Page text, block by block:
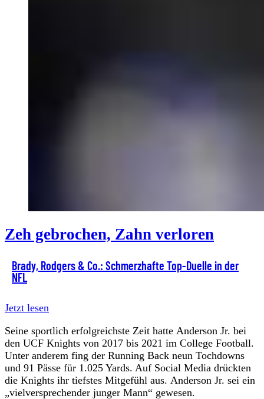
Zeh gebrochen, Zahn verloren
Brady, Rodgers & Co.: Schmerzhafte Top-Duelle in der
NFL
Jetzt lesen
Seine sportlich erfolgreichste Zeit hatte Anderson Jr. bei
den UCF Knights von 2017 bis 2021 im College Football.
Unter anderem fing der Running Back neun Tochdowns
und 91 Pässe für 1.025 Yards. Auf Social Media drückten
die Knights ihr tiefstes Mitgefühl aus. Anderson Jr. sei ein
„vielversprechender junger Mann“ gewesen.